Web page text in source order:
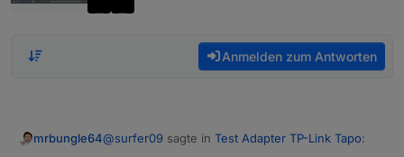
Anmelden zum Antworten
mrbungle64@surfer09 sagte in Test Adapter TP-Link Tapo: